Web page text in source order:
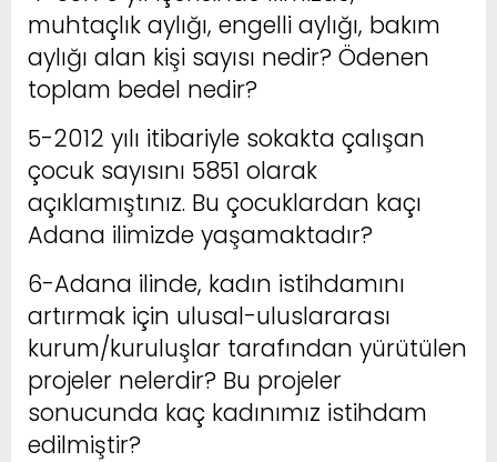
muhtaçlık aylığı, engelli aylığı, bakım
aylığı alan kişi sayısı nedir? Ödenen
toplam bedel nedir?
5-2012 yılı itibariyle sokakta çalışan
çocuk sayısını 5851 olarak
açıklamıştınız. Bu çocuklardan kaçı
Adana ilimizde yaşamaktadır?
6-Adana ilinde, kadın istihdamını
artırmak için ulusal-uluslararası
kurum/kuruluşlar tarafından yürütülen
projeler nelerdir? Bu projeler
sonucunda kaç kadınımız istihdam
edilmiştir?